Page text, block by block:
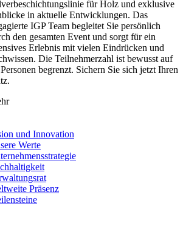
für Holz und exklusive
in aktuelle Entwicklungen. Das
IGP Team begleitet Sie persönlich
den gesamten Event und sorgt für ein
Erlebnis mit vielen Eindrücken und
Die Teilnehmerzahl ist bewusst auf
begrenzt. Sichern Sie sich jetzt Ihren
und Innovation
Werte
Präsenz